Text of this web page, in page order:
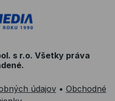
s r.o. Všetky práva
údajov• Obchodné